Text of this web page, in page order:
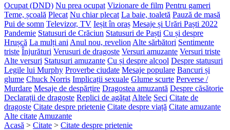
Ocupat (DND) Nu prea ocupat Vizionare de film Pentru gameri
Teme, școală Plecat Nu chiar plecat La baie, toaletă Pauză de masă
Pui de somn Televizor, TV Ieșit în oraș Mesaje și Urări Paști 2022
Pandemie Statusuri de Crăciun Statusuri de Paști Cu și despre
Hrușcă La mulți ani Anul nou, revelion Alte sărbători Sentimente
triste Înjurături Verusuri de dragoste Versuri amuzante Versuri triste
Alte versuri Statusuri amuzante Cu și despre alcool Despre statusuri
Legile lui Murphy Proverbe ciudate Mesaje populare Bancuri și
glume Chuck Norris Implicații sexuale Glume scurte Perverse /
Murdare Mesaje de despărțire Dragostea amuzantă Despre căsătorie
Declarații de dragoste Replici de agățat Altele Seci Citate de
dragoste Citate despre prietenie Citate despre viață Citate amuzante
Alte citate Amuzante
Acasă > Citate > Citate despre prietenie